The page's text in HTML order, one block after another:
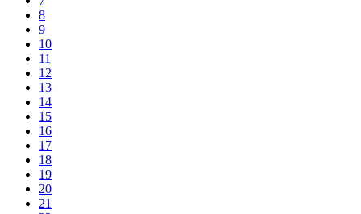
8
9
10
11
12
13
14
15
16
17
18
19
20
21